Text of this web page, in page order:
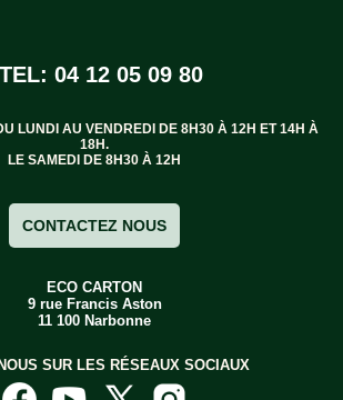
TEL: 04 12 05 09 80
LUNDI AU VENDREDI DE 8H30 À 12H ET 14H À
18H.
LE SAMEDI DE 8H30 À 12H
CONTACTEZ NOUS
ECO CARTON
9 rue Francis Aston
11 100 Narbonne
SUR LES RÉSEAUX SOCIAUX